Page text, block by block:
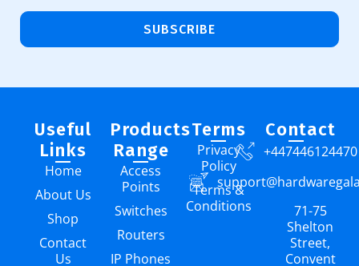
SUBSCRIBE
Useful
Links
Home
About Us
Shop
Contact
Us
Products
Range
Access
Points
Switches
Routers
IP Phones
Terms
Privacy
Policy
Terms &
Conditions
Contact
+447446124470
71-75
Shelton
Street,
Convent